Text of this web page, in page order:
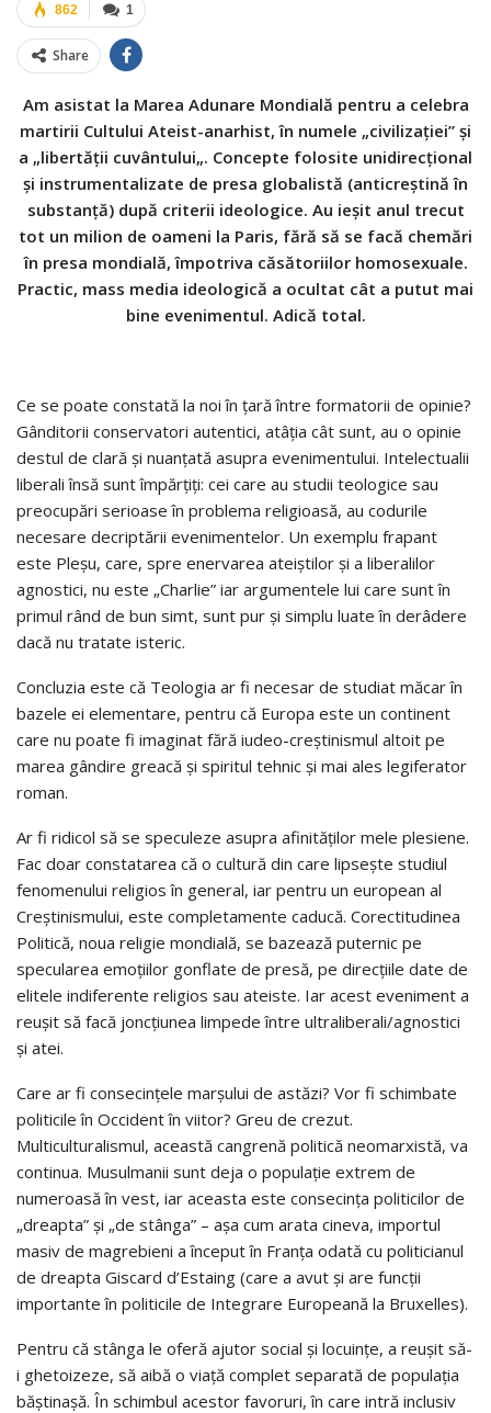
1
862
Share
Am asistat la Marea Adunare Mondială pentru a celebra
martirii Cultului Ateist-anarhist, în numele „civilizaţiei” şi
a „libertăţii cuvântului„. Concepte folosite unidirecţional
şi instrumentalizate de presa globalistă (anticreştină în
substanţă) după criterii ideologice. Au ieşit anul trecut
tot un milion de oameni la Paris, fără să se facă chemări
în presa mondială, împotriva căsătoriilor homosexuale.
Practic, mass media ideologică a ocultat cât a putut mai
bine evenimentul. Adică total.
Ce se poate constată la noi în ţară între formatorii de opinie?
Gânditorii conservatori autentici, atâţia cât sunt, au o opinie
destul de clară și nuanțată asupra evenimentului. Intelectualii
liberali însă sunt împărţiţi: cei care au studii teologice sau
preocupări serioase în problema religioasă, au codurile
necesare decriptării evenimentelor. Un exemplu frapant
este Pleşu, care, spre enervarea ateiştilor şi a liberalilor
agnostici, nu este „Charlie” iar argumentele lui care sunt în
primul rând de bun simt, sunt pur şi simplu luate în derâdere
dacă nu tratate isteric.
Concluzia este că Teologia ar fi necesar de studiat măcar în
bazele ei elementare, pentru că Europa este un continent
care nu poate fi imaginat fără iudeo-creştinismul altoit pe
marea gândire greacă şi spiritul tehnic şi mai ales legiferator
roman.
Ar fi ridicol să se speculeze asupra afinităţilor mele plesiene.
Fac doar constatarea că o cultură din care lipseşte studiul
fenomenului religios în general, iar pentru un european al
Creştinismului, este completamente caducă. Corectitudinea
Politică, noua religie mondială, se bazează puternic pe
specularea emoţiilor gonflate de presă, pe direcţiile date de
elitele indiferente religios sau ateiste. Iar acest eveniment a
reuşit să facă joncţiunea limpede între ultraliberali/agnostici
şi atei.
Care ar fi consecinţele marşului de astăzi? Vor fi schimbate
politicile în Occident în viitor? Greu de crezut.
Multiculturalismul, această cangrenă politică neomarxistă, va
continua. Musulmanii sunt deja o populaţie extrem de
numeroasă în vest, iar aceasta este consecinţa politicilor de
„dreapta” şi „de stânga” – aşa cum arata cineva, importul
masiv de magrebieni a început în Franţa odată cu politicianul
de dreapta Giscard d’Estaing (care a avut şi are funcţii
importante în politicile de Integrare Europeană la Bruxelles).
Pentru că stânga le oferă ajutor social şi locuinţe, a reuşit să-
i ghetoizeze, să aibă o viaţă complet separată de populaţia
băştinaşă. În schimbul acestor favoruri, în care intră inclusiv